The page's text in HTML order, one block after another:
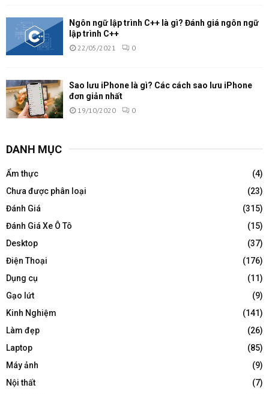
Ngôn ngữ lập trình C++ là gì? Đánh giá ngôn ngữ
lập trình C++
22/05/2021 0
Sao lưu iPhone là gì? Các cách sao lưu iPhone
đơn giản nhất
19/10/2020 0
DANH MỤC
Ẩm thực
(4)
Chưa được phân loại
(23)
Đánh Giá
(315)
Đánh Giá Xe Ô Tô
(15)
Desktop
(37)
Điện Thoại
(176)
Dụng cụ
(11)
Gạo lứt
(9)
Kinh Nghiệm
(141)
Làm đẹp
(26)
Laptop
(85)
Máy ảnh
(9)
Nội thất
(7)